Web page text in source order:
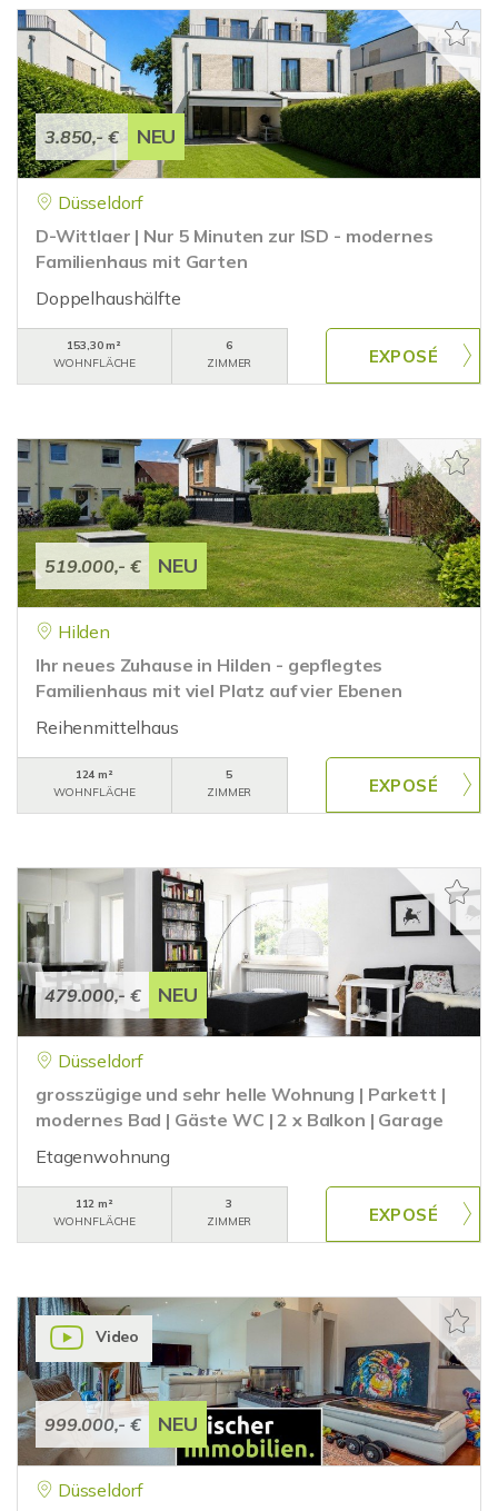
3.850,- € NEU
Düsseldorf
D-Wittlaer | Nur 5 Minuten zur ISD - modernes
Familienhaus mit Garten
Doppelhaushälfte
153,30 m²
WOHNFLÄCHE
6
ZIMMER
519.000,- € NEU
Hilden
Ihr neues Zuhause in Hilden - gepflegtes
Familienhaus mit viel Platz auf vier Ebenen
Reihenmittelhaus
124 m²
WOHNFLÄCHE
5
ZIMMER
479.000,- € NEU
Düsseldorf
grosszügige und sehr helle Wohnung | Parkett |
modernes Bad | Gäste WC | 2 x Balkon | Garage
Etagenwohnung
112 m²
WOHNFLÄCHE
3
ZIMMER
999.000,- € NEU
Video
Düsseldorf